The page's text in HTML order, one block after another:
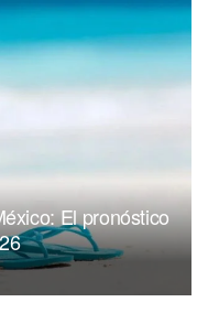
El pronóstico